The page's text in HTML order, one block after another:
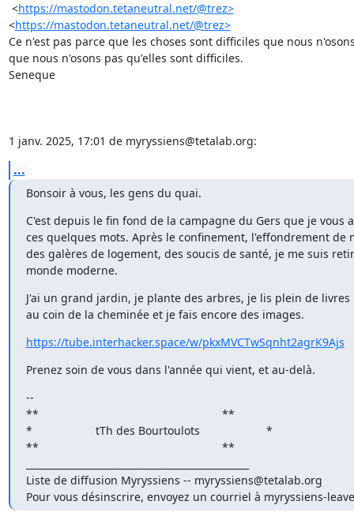
​ <https://mastodon.tetaneutral.net/@trez>
<https://mastodon.tetaneutral.net/@trez>
Ce n'est pas parce que les choses sont difficiles que nous
que nous n'osons pas qu'elles sont difficiles.
Seneque
1 janv. 2025, 17:01 de myryssiens@tetalab.org:
...
Bonsoir à vous, les gens du quai.
C'est depuis le fin fond de la campagne du Gers que je vous
ces quelques mots. Après le confinement, l'effondrement de
des galères de logement, des soucis de santé, je me suis
monde moderne.
J'ai un grand jardin, je plante des arbres, je lis plein de livres
au coin de la cheminée et je fais encore des images.
https://tube.interhacker.space/w/pkxMVCTwSqnht2agrK9Ajs
Prenez soin de vous dans l'année qui vient, et au-delà.
--
**                                                          **
*                    tTh des Bourtoulots                     *
**                                                          **
Liste de diffusion Myryssiens -- myryssiens@tetalab.org
Pour vous désinscrire, envoyez un courriel à myryssiens-